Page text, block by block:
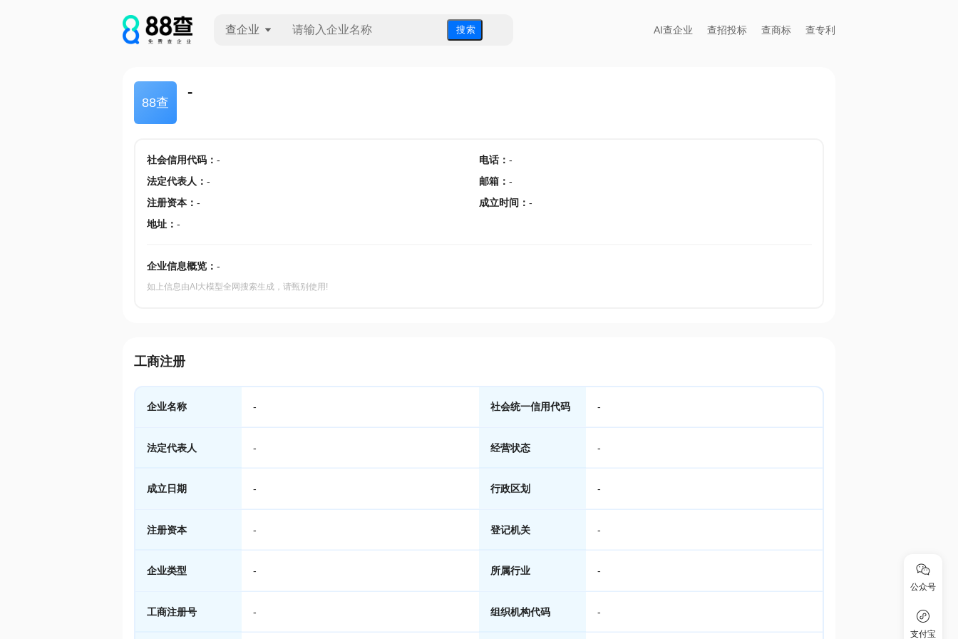
查企业 搜 索 AI查企业 查招投标 查商标 查专利
88查
-
社会信用代码： - 电话： -
法定代表人 ： - 邮箱 ： -
注册资本： - 成立时间 ： -
地址： -
企业信息概览： -
如上信息由AI大模型全网搜索生成，请甄别使用!
工商注册
企业名称 - 社会统一信用代码 -
法定代表人 - 经营状态 -
成立日期 - 行政区划 -
注册资本 - 登记机关 -
企业类型 - 所属行业 -
工商注册号 - 组织机构代码 -
公众号
支付宝